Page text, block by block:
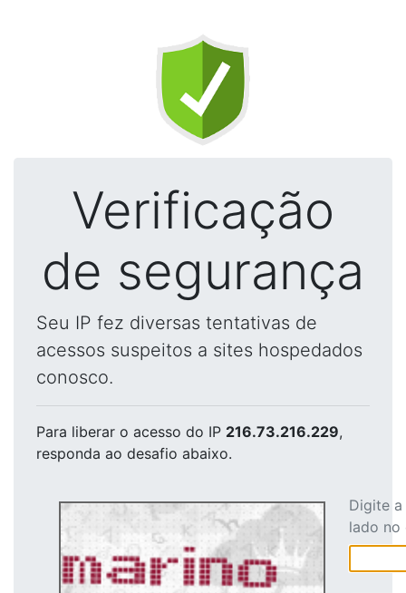
Verificação
de segurança
Seu IP fez diversas tentativas de
acessos suspeitos a sites hospedados
conosco.
Para liberar o acesso do IP 216.73.216.229,
responda ao desafio abaixo.
Digite
lado no